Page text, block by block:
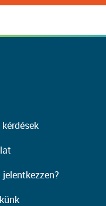
jelentkezzen?